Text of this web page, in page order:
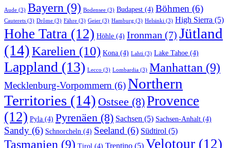
Aude (3) Bayern (9) Bodensee (3) Budapest (4) Böhmen (6)
Cauterets (3) Drôme (3) Fähre (3) Geier (3) Hamburg (3) Helsinki (3) High Sierra (5)
Hohe Tatra (12) Höhle (4) Ironman (7) Jütland
(14)Karelien (10) Kona (4) Lahti (3) Lake Tahoe (4)
Lappland (13) Lecco (3) Lombardia (3) Manhattan (9)
Mecklenburg-Vorpommern (6)Northern
Territories (14) Ostsee (8)Provence
(12) Pyla (4) Pyrenäen (8) Sachsen (5) Sachsen-Anhalt (4)
Sandy (6) Schnorcheln (4) Seeland (6) Südtirol (5)
Tasmanien (9) Tirol (4) Trentino (5) Velotour (12)